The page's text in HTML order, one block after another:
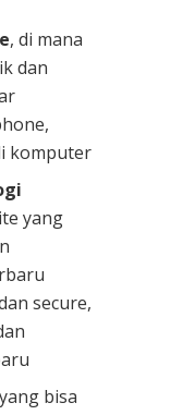
, di mana
dan
komputer
yang
secure,
bisa